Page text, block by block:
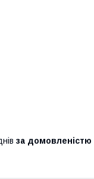
за домовленістю